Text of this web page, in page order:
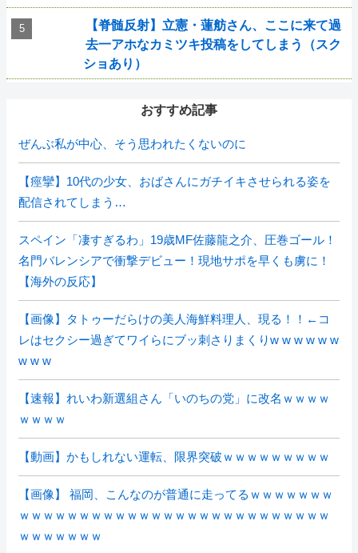
【脊髄反射】立憲・蓮舫さん、ここに来て過
去一アホなカミツキ投稿をしてしまう（スク
ショあり）
おすすめ記事
ぜんぶ私が中心、そう思われたくないのに
【痙攣】10代の少女、おばさんにガチイキさせられる姿を
配信されてしまう…
スペイン「凄すぎるわ」19歳MF佐藤龍之介、圧巻ゴール！
名門バレンシアで衝撃デビュー！現地サポを早くも虜に！
【海外の反応】
【画像】タトゥーだらけの美人海鮮料理人、現る！！←コ
レはセクシー過ぎてワイらにブッ刺さりまくりw w w w w w
w w w
【速報】れいわ新選組さん「いのちの党」に改名ｗｗｗｗ
ｗｗｗｗ
【動画】かもしれない運転、限界突破ｗｗｗｗｗｗｗｗｗ
【画像】 福岡、こんなのが普通に走ってるｗｗｗｗｗｗｗ
ｗｗｗｗｗｗｗｗｗｗｗｗｗｗｗｗｗｗｗｗｗｗｗｗｗｗ
ｗｗｗｗｗｗｗ